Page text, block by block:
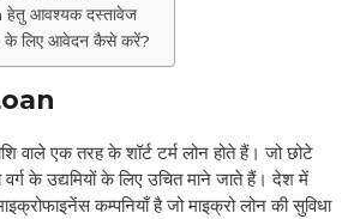
आवश्यक दस्तावेज
लिए आवेदन कैसे करें?
वाले एक तरह के शॉर्ट टर्म लोन होते हैं। जो छोटे
वर्ग के उद्यमियों के लिए उचित माने जाते हैं। देश में
कम्पनियाँ है जो माइक्रो लोन की सुविधा